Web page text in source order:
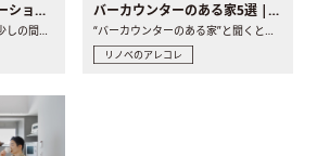
洗面所・洗面台リノベーションの事例と間取りアイデア
毎日使う場所だからこそ、少しの間取りの工夫や素材の選び方で..
バーカウンターのある家5選 | 日常に馴染む“距離の近い”キッチンとは
“バーカウンターのある家”と聞くと、少し特別な、大人のための..
リノベのアレコレ